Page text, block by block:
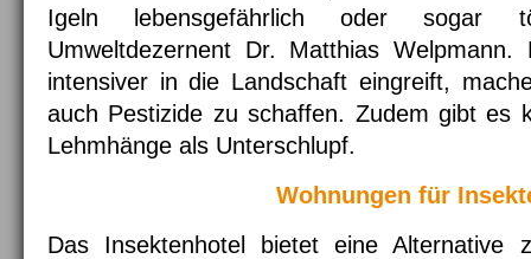
Igeln lebensgefährlich oder sogar
Umweltdezernent Dr. Matthias
intensiver in die Landschaft eingreift,
auch Pestizide zu schaffen. Zudem gibt es
Lehmhänge als Unterschlupf.
Wohnungen für
Das Insektenhotel bietet eine Alternative